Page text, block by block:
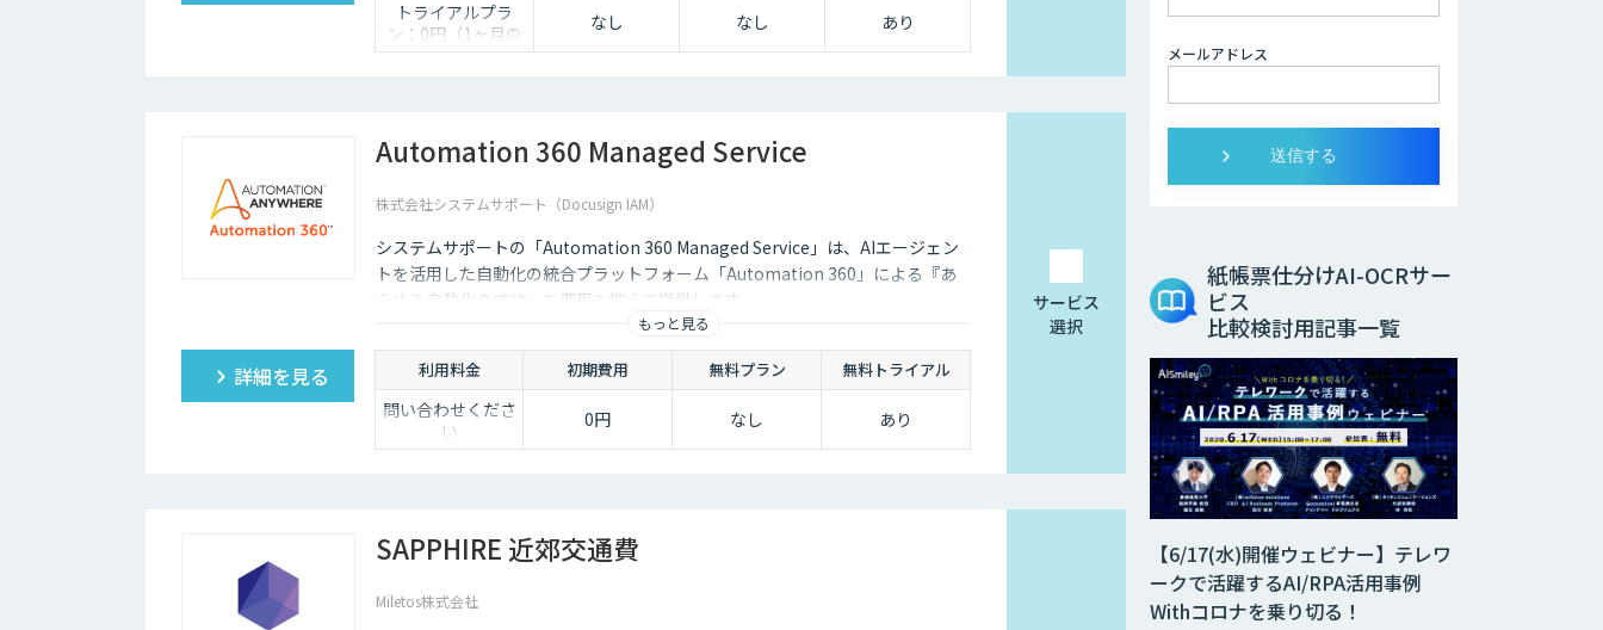
トライアルプラ
ン：0円（1ヶ月の
み）
回）
スタンダード：
取り回数上限2,000
アドバンスト：
100,000円/月（読
み取り回数上限
の価格です。
なし なし あり
Automation 360 Managed Service
株式会社システムサポート（Docusign IAM）
システムサポートの「Automation 360 Managed Service」は、AIエージェン
トを活用した自動化の統合プラットフォーム「Automation 360」による『あ
らゆる自動化の成功』を費用を抑えて提供します。
もっと見る
詳細を見る 利用料金 初期費用 無料プラン 無料トライアル
問い合わせくださ
い
0円 なし あり
サービス
選択
SAPPHIRE 近郊交通費
Miletos株式会社
メールアドレス
紙帳票仕分けAI-OCRサー
ビス
比較検討用記事一覧
【6/17(水)開催ウェビナー】テレワ
ークで活躍するAI/RPA活用事例
Withコロナを乗り切る！